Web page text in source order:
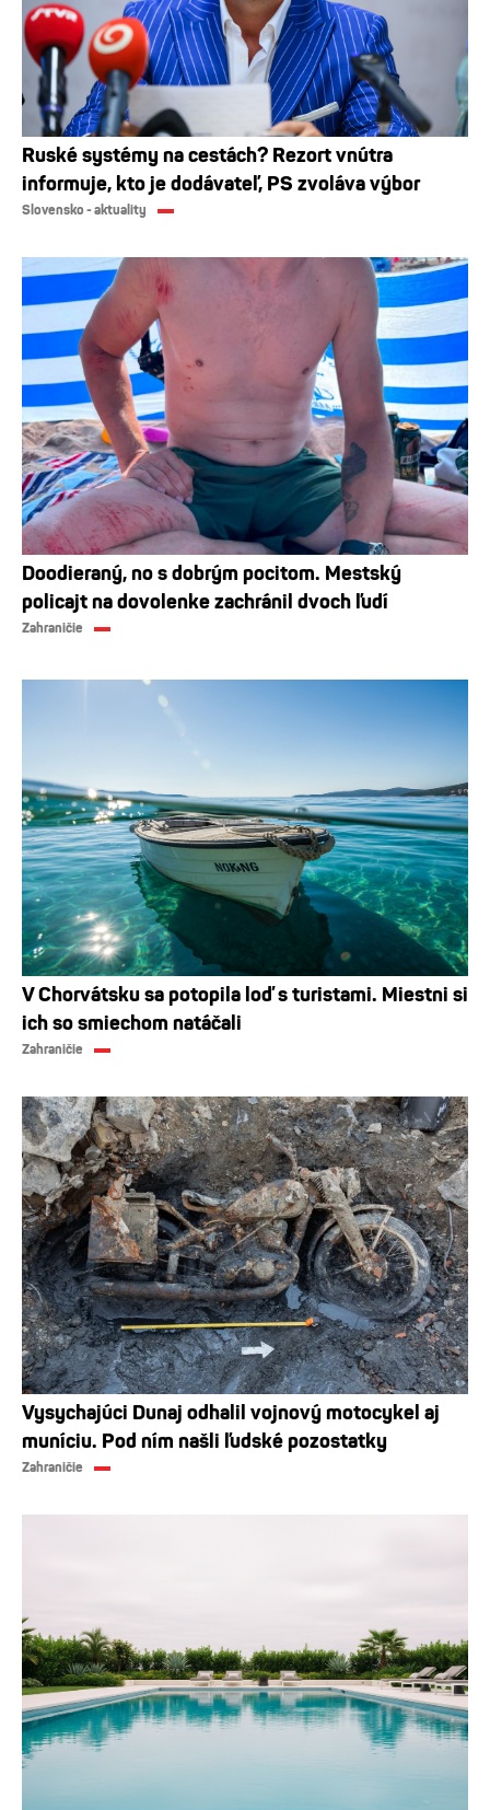
Ruské systémy na cestách? Rezort vnútra
informuje, kto je dodávateľ, PS zvoláva výbor
Slovensko - aktuality
Doodieraný, no s dobrým pocitom. Mestský
policajt na dovolenke zachránil dvoch ľudí
Zahraničie
V Chorvátsku sa potopila loď s turistami. Miestni si
ich so smiechom natáčali
Zahraničie
Vysychajúci Dunaj odhalil vojnový motocykel aj
muníciu. Pod ním našli ľudské pozostatky
Zahraničie